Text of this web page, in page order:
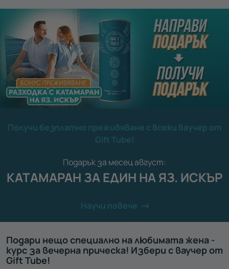
Получи безплатно преживяване с всеки ваучер от
Gift Tube!
Подарък за месец август:
КАТАМАРАН ЗА ЕДИН НА ЯЗ. ИСКЪР
Научи повече
Подари нещо специално на любимата жена -
курс за вечерна прическа! Избери с ваучер от
Gift Tube!